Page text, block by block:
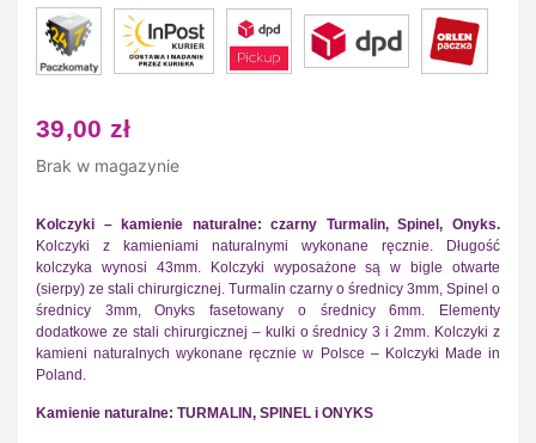
39,00 zł
Brak w magazynie
Kolczyki – kamienie naturalne: czarny Turmalin, Spinel, Onyks.
Kolczyki z kamieniami naturalnymi wykonane ręcznie. Długość
kolczyka wynosi 43mm. Kolczyki wyposażone są w bigle otwarte
(sierpy) ze stali chirurgicznej. Turmalin czarny o średnicy 3mm, Spinel o
średnicy 3mm, Onyks fasetowany o średnicy 6mm. Elementy
dodatkowe ze stali chirurgicznej – kulki o średnicy 3 i 2mm. Kolczyki z
kamieni naturalnych wykonane ręcznie w Polsce – Kolczyki Made in
Poland.
Kamienie naturalne: TURMALIN, SPINEL i ONYKS